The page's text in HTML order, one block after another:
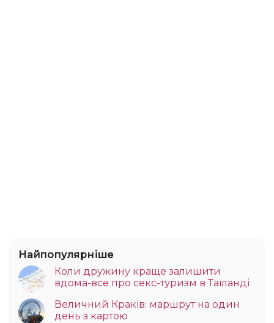
Найпопулярніше
Коли дружину краще залишити
вдома-все про секс-туризм в Таїланді
Величний Краків: маршрут на один
день з картою